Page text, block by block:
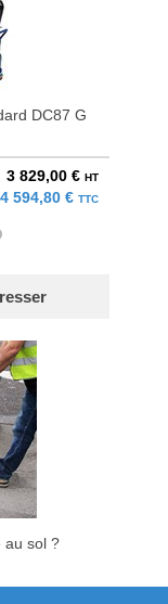
DC87 G
3 829,00 € HT
4 594,80 € TTC
au sol ?